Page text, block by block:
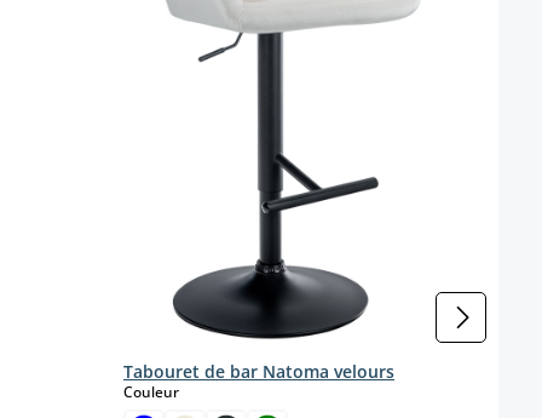
Tabouret de bar Natoma velours
Couleurselect